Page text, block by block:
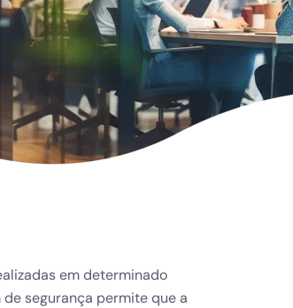
em determinado
segurança permite que a